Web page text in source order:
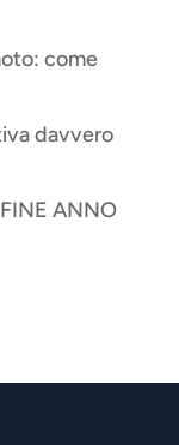
come
davvero
ANNO